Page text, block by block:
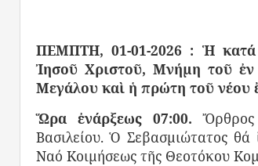
ΠΕΜΠΤΗ, 01-01-2026 : Ἡ
Ἰησοῦ Χριστοῦ, Μνήμη τοῦ
Μεγάλου καὶ ἡ πρώτη τοῦ νέου
Ὥρα ἐνάρξεως 07:00.
Βασιλείου. Ὁ Σεβασμιώτατος θά
Ναό Κοιμήσεως τῆς Θεοτόκου